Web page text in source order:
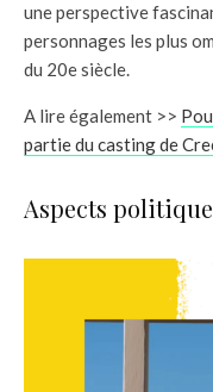
une perspective
personnages les plus
du 20e siècle.
A lire également >>
partie du casting de
Aspects